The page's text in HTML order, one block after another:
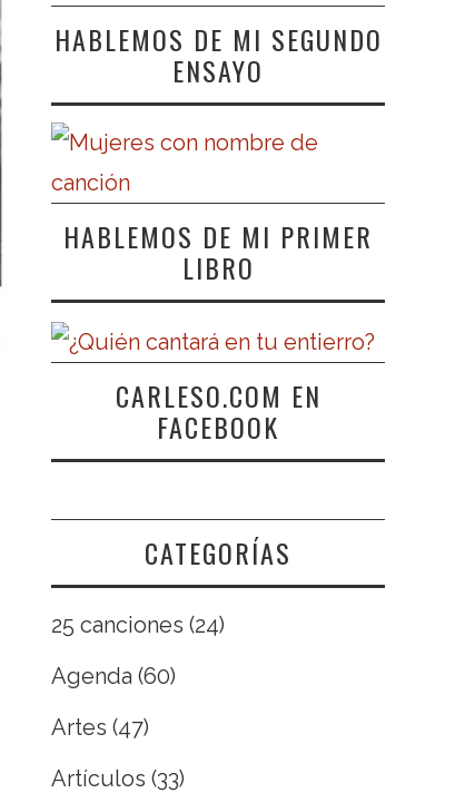
HABLEMOS DE MI SEGUNDO
ENSAYO
HABLEMOS DE MI PRIMER
LIBRO
CARLESO.COM EN
FACEBOOK
CATEGORÍAS
25 canciones (24)
Agenda (60)
Artes (47)
Artículos (33)